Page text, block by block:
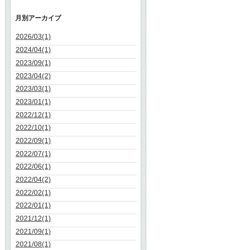
月別アーカイブ
2026/03(1)
2024/04(1)
2023/09(1)
2023/04(2)
2023/03(1)
2023/01(1)
2022/12(1)
2022/10(1)
2022/09(1)
2022/07(1)
2022/06(1)
2022/04(2)
2022/02(1)
2022/01(1)
2021/12(1)
2021/09(1)
2021/08(1)